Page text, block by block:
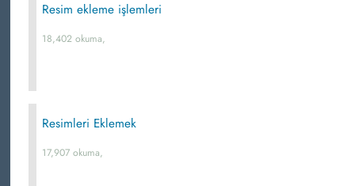
Resim ekleme işlemleri
18,402 okuma,
Resimleri Eklemek
17,907 okuma,